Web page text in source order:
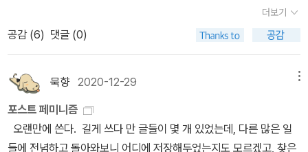
쓰는 훈련을 하게 되고 당대의 사고를 잘 알고 있어야 하므로 이 또한
사유 훈련에 도움이 된다. 그런데 이때 이분법으로만 이루어진 글을
념부터 일단 제거하는 것이다. 이것들을 제거해 나가야 새로운 시각
의 글을 쓸 수 있다. 많이 알수록 소거할 것도 많다. 쓰기는 아는 것을
쓰는 게 아니라 모르는 것을 쓰는 것. 글을 쓰면서 새로 알게 되는 것
이 있다면 잘 쓴 글이다. 자신이 아는 것부터 소거해 나가다 보면 생각
랑 연애를 했던 적이 있다. 우체국 아가씨는 어떤 이야기가 담겨있을
(아님)《포스트모던의 조건》은 정희진 쌤 매거진 듣고 샀는데, 나는
것도 모르는데 … 포스트 모더니즘 같은 거 누가 하는거죠? 에휴 …
알아야 할 게 너무 많아서 벅차다 진짜. 양꼬치를 먹고 힘을 내야 돼
지 않지만 아무도 사랑하지 않는 40대 독신 여성을 주인공으로 한다
는 점에서 호기심이 간다. ‘가난하고 나이가 많고 못생긴’ 여주인공이
라니?! 좀 색다른데? (뉴욕 타임스는 현대 소설에서 거의 만나 볼 수
없을 정도로 뛰어난 캐릭터라고 평했다고). 벌써! 별네다섯 일색의 리
뷰가 17개나 달렸는데 구매자는 없네요? 을유 씨, 책 좀 그만 뿌려
요....... 암튼 제가 한번 구매자 리뷰를 남겨보겠습니다.어제부터 읽기
시작했는데 킥킥 웃기다가 슬퍼지고 있다...... 시마오 도시오, <죽음
도 재미있게 읽었고, 이건 지금도 SNS 상에서 엄마에게 질문하는 밈
이 돌아다니고 있다.'엄마, 어느날 내가 바퀴벌레로 변하면 엄마는 어
고 다시 읽는 이방인과 변신은 또 어떻게 다가올까? 실존주의, 실증
주의, 정신분석학 까지. 선생님은 뭐 모르는 분야가 없으시고 그 깊이
가 이루 말할 데가 없어. 그리고 카프카의 단편 <학술원에 드리는 보
고>를 언급하시며, 같은 제목의 한국 작가가 쓴 단편도 있다고 하셨
완전성을 잃고 분열된 현대의 인간상에 대한 알레고리로 읽히는데,
두 번의 세계대전이 지난 이후에 발표된 이 작품에서 칼비노는 고대
의 조화로운 인간성, 또는 완전성에 대한 향수를 가지고 있는 것 같다.
그런데 현대란 이성 중심의 세계관이, 세계를 떠받치고 있던 핵심
적 가치들이 무너지고 단 하나의 보편적인 이론보다 개별적인 실존이
부상하기 시작한 시대가 아니었던가? 중심부가 아닌 주변부의 소외
된 가치에 눈을 돌리고 이성이라는 신화에 금이 가기 시작한 시대. '거
더보기
공감 (6) 댓글 (0)
묵향2020-12-29
포스트 페미니즘
오랜만에 쓴다. 길게 쓰다 만 글들이 몇 개 있었는데, 다른 많은 일
들에 전념하고 돌아와보니 어디에 저장해두었는지도 모르겠고, 찾은